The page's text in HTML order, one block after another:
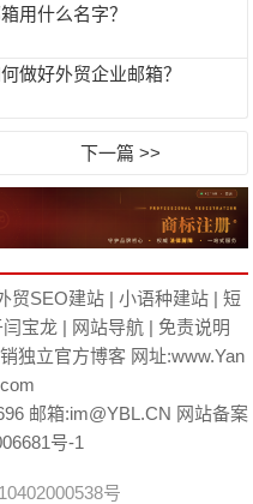
用什么名字？
做好外贸企业邮箱？
下一篇 >>
贸SEO建站| 小语种建站| 短
闫宝龙| 网站导航| 免责说明
独立官方博客 网址:www.Yan
邮箱:im@YBL.CN 网站备案
号-1
号